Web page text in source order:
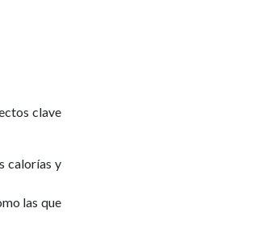
clave
calorías y
las que